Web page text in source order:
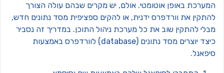
באופן אוטומטי. אולם, יש מקרים שבהם עולה הצורך
את וורדפרס ידנית, או להקים ספציפית מסד נתונים חדש,
להתקין שוב את כל מערכת ניהול התוכן. במדריך זה נסביר
כיצד יוצרים מסד נתונים (database) לוורדפרס באמצעות